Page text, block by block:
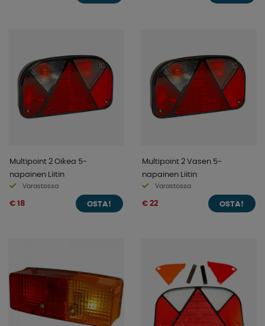
Multipoint 2 Oikea 5-
napainen Liitin
Varastossa
€ 18 OSTA!
Multipoint 2 Vasen 5-
napainen Liitin
Varastossa
€ 22 OSTA!